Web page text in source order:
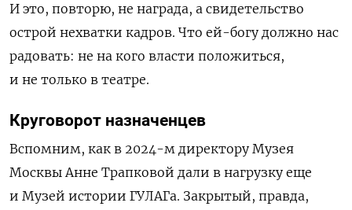
И это, повторю, не награда, а свидетельство
острой нехватки кадров. Что ей-богу должно нас
радовать: не на кого власти положиться,
и не только в театре.
Круговорот назначенцев
Вспомним, как в 2024-м директору Музея
Москвы Анне Трапковой дали в нагрузку еще
и Музей истории ГУЛАГа. Закрытый, правда,